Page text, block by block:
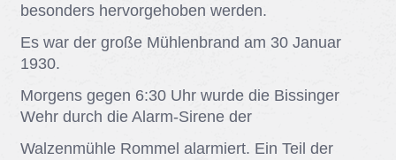
be­son­ders her­vor­ge­ho­ben wer­den.
Es war der gro­ße Müh­len­brand am 30 Ja­nu­ar
1930.
Mor­gens ge­gen 6:30 Uhr wur­de die Bis­sin­ger
Wehr durch die Alarm-Si­re­ne der
Wal­zen­müh­le Rom­mel alar­miert. Ein Teil der